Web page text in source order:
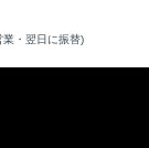
・翌日に振替)